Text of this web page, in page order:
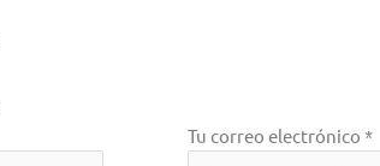
Tu correo electrónico *